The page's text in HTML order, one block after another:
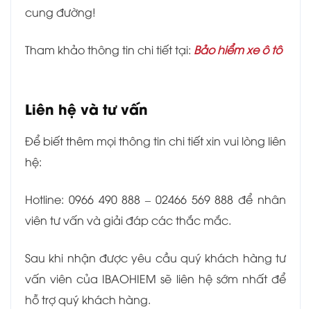
cung đường!
Tham khảo thông tin chi tiết tại: Bảo hiểm xe ô tô
Liên hệ và tư vấn
Để biết thêm mọi thông tin chi tiết xin vui lòng liên
hệ:
Hotline: 0966 490 888 – 02466 569 888 để nhân
viên tư vấn và giải đáp các thắc mắc.
Sau khi nhận được yêu cầu quý khách hàng tư
vấn viên của IBAOHIEM sẽ liên hệ sớm nhất để
hỗ trợ quý khách hàng.